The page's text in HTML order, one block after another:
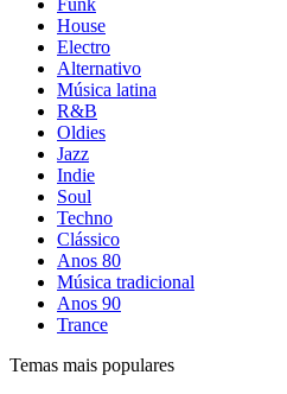
Funk
House
Electro
Alternativo
Música latina
R&B
Oldies
Jazz
Indie
Soul
Techno
Clássico
Anos 80
Música tradicional
Anos 90
Trance
Temas mais populares